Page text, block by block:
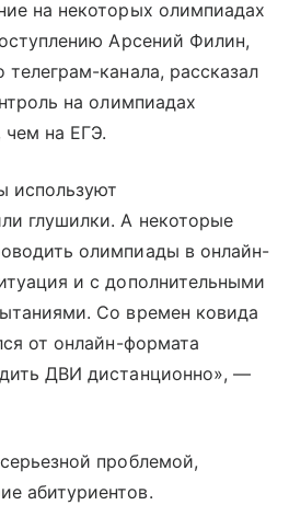
на некоторых олимпиадах
Арсений Филин,
телеграм-канала, рассказал
на олимпиадах
чем на ЕГЭ.
используют
глушилки. А некоторые
олимпиады в онлайн-
и с дополнительными
Со времен ковида
от онлайн-формата
ДВИ дистанционно», —
проблемой,
абитуриентов.